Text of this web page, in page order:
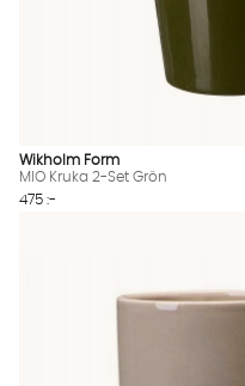
Wikholm Form
MIO Kruka 2-Set Grön
475 :-